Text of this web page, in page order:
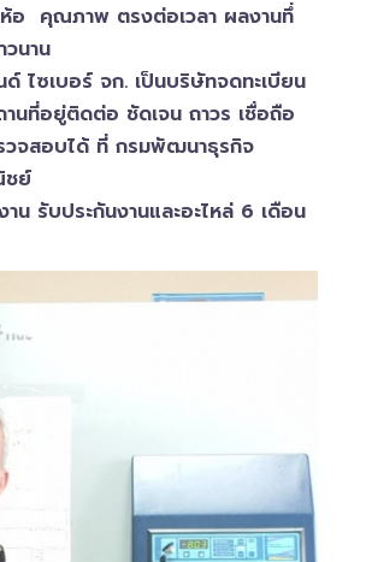
อ คุณภาพ ตรงต่อเวลา ผลงานทึ่
วนาน
ด์ ไซเบอร์​ จก. เป็นบริษัทจดทะเบียน
นที่อยู่ติดต่อ ชัดเจน ถาวร เชื่อถือ
วจสอบ​ได้ ที่ กรมพัฒนาธุรกิจ​
ชย์
าน รับประกันงานและอะไหล่ 6 เดือน